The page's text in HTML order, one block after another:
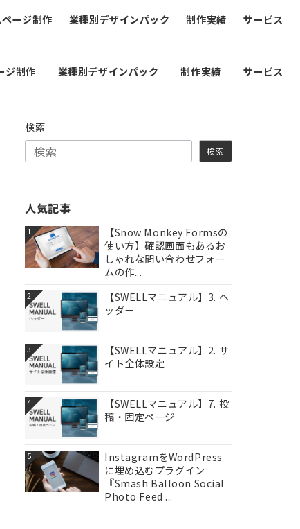
ジ制作 業種別デザインパック 制作実績 サービス
ージ制作 業種別デザインパック 制作実績 サービス
検索
検索
人気記事
1
【Snow Monkey Formsの
使い方】確認画面もあるお
しゃれな問い合わせフォー
ムの作...
2
【SWELLマニュアル】3. ヘ
ッダー
3
【SWELLマニュアル】2. サ
イト全体設定
4
【SWELLマニュアル】7. 投
稿・固定ページ
5
InstagramをWordPress
に埋め込むプラグイン
『Smash Balloon Social
Photo Feed ...